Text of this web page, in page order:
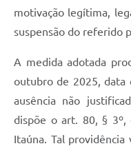
motivação legítima,
suspensão do referido
A medida adotada
outubro de 2025, data
ausência não
dispõe o art. 80, § 3º,
Itaúna. Tal providência